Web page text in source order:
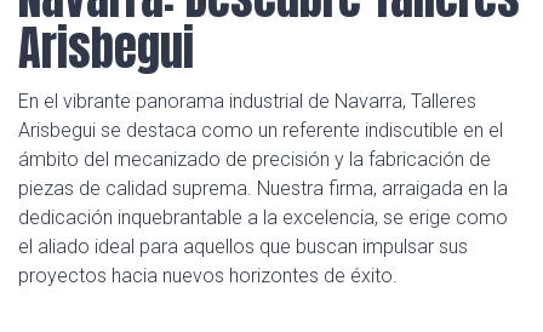
Arisbegui
En el vibrante panorama industrial de Navarra, Talleres
Arisbegui se destaca como un referente indiscutible en el
ámbito del mecanizado de precisión y la fabricación de
piezas de calidad suprema. Nuestra firma, arraigada en la
dedicación inquebrantable a la excelencia, se erige como
el aliado ideal para aquellos que buscan impulsar sus
proyectos hacia nuevos horizontes de éxito.